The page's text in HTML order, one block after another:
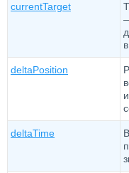
currentTarget
deltaPosition
deltaTime